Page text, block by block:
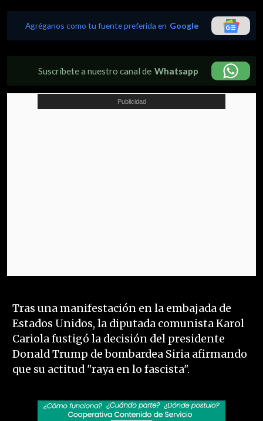
Agréganos como tu fuente preferida en Google
Suscríbete a nuestro canal de Whatsapp
Tras una manifestación en la embajada de
Estados Unidos, la diputada comunista Karol
Cariola fustigó la decisión del presidente
Donald Trump de bombardea Siria afirmando
que su actitud "raya en lo fascista".